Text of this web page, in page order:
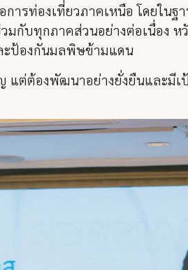
รท่องเที่ยวภาคเหนือ โดยในฐ
กับทุกภาคส่วนอย่างต่อเนื่อง ห
ะป้องกันมลพิษข้ามแดน
แต่ต้องพัฒนาอย่างยั่งยืนและมี